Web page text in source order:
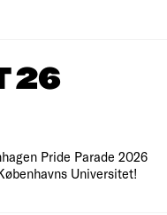
26
Pride Parade 2026
Universitet!